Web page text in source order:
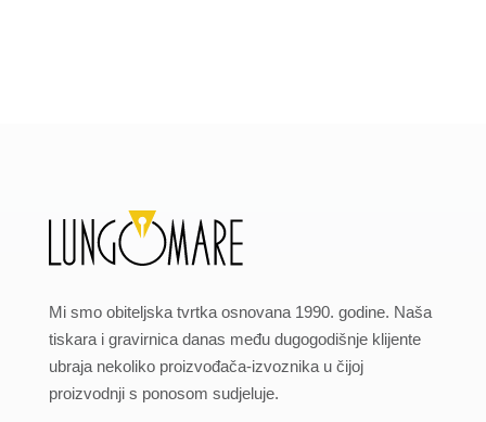
Mi smo obiteljska tvrtka osnovana 1990. godine. Naša
tiskara i gravirnica danas među dugogodišnje klijente
ubraja nekoliko proizvođača-izvoznika u čijoj
proizvodnji s ponosom sudjeluje.